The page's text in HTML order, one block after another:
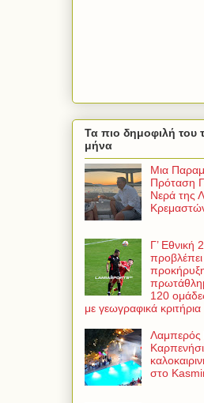
Τα πιο δημοφιλή του
μήνα
Μια
Πρόταση
Νερά της
Γ’ Εθνική
120
με γεωγραφικά κριτήρια
Λαμπερός
στο